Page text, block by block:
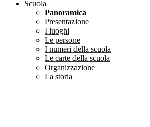
Scuola
Panoramica
Presentazione
I luoghi
Le persone
I numeri della scuola
Le carte della scuola
Organizzazione
La storia